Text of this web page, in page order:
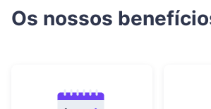
Os nossos